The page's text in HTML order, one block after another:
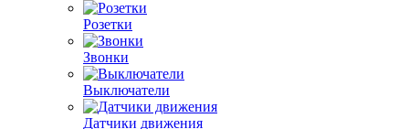
Розетки
Звонки
Выключатели
Датчики движения